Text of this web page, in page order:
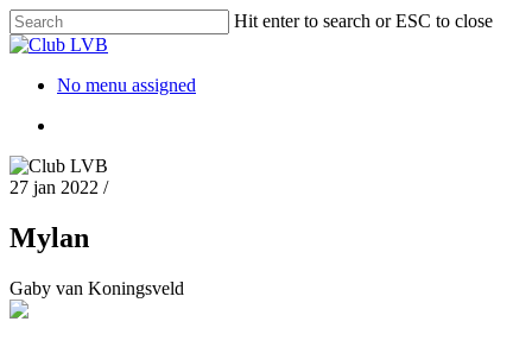
Hit enter to search or ESC to close
No menu assigned
27 jan 2022 /
Mylan
Gaby van Koningsveld